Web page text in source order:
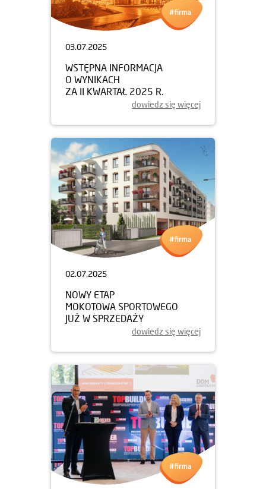
03.07.2025
WSTĘPNA INFORMACJA
O WYNIKACH
ZA II KWARTAŁ 2025 R.
dowiedz się więcej
02.07.2025
NOWY ETAP
MOKOTOWA SPORTOWEGO
JUŻ W SPRZEDAŻY
dowiedz się więcej